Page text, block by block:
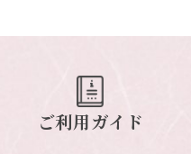
ご利用ガイド